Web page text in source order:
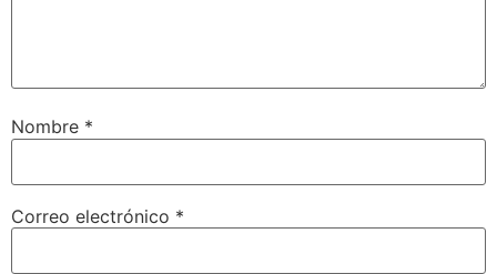
Nombre *
Correo electrónico *